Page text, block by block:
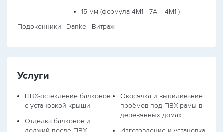
15 мм (формула 4М1—7Al—4М1 )
Подоконники
Danke, Витраж
Услуги
ПВХ-остекление балконов
с установкой крыши
Отделка балконов и
лоджий после ПВХ-
Окосячка и выпиливание
проёмов под ПВХ-рамы в
деревянных домах
Изготовление и установка